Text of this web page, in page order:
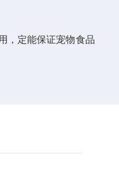
，定能保证宠物食品